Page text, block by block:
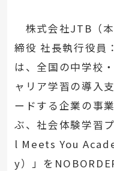
株式会社JTB（
締役 社長執行役員
は、全国の中学校
ャリア学習の導入
ードする企業の事
ぶ、社会体験学習
l Meets You
y）」を